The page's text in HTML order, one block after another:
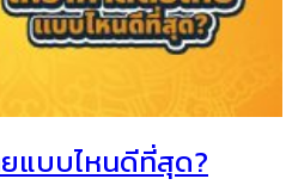
แบบไหนดีที่สุด?